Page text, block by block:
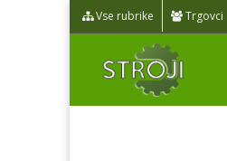
Vse rubrike Trgovci